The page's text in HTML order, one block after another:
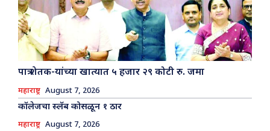
पात्र शेतक-यांच्या खात्यात ५ हजार २९ कोटी रु. जमा
महाराष्ट्र August 7, 2026
कॉलेजचा स्लॅब कोसळून १ ठार
महाराष्ट्र August 7, 2026